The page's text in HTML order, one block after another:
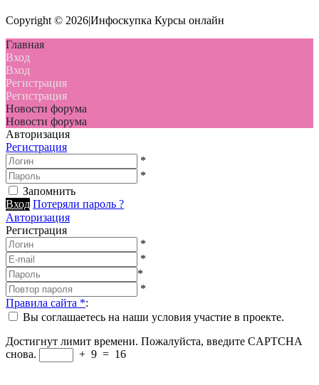
Copyright © 2026|Инфоскупка Курсы онлайн
Главная
Вход
Вход
Регистрация
Регистрация
Новости форума
Новости форума
Авторизация
Регистрация
*
*
Запомнить
Вход Потеряли пароль ?
Авторизация
Регистрация
*
*
*
*
Правила сайта *:
Вы соглашаетесь на наши условия участие в проекте.
Достигнут лимит времени. Пожалуйста, введите CAPTCHA
снова.
+ 9 = 16